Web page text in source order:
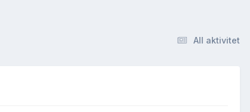
All aktivitet